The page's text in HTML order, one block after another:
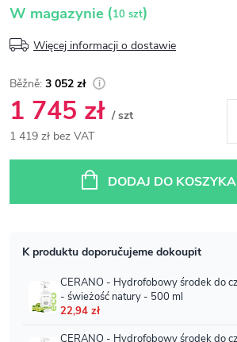
W magazynie (10 szt)
Więcej informacji o dostawie
3 052 zł
1 745 zł / szt
1 419 zł bez VAT
DODAJ DO KOSZYKA